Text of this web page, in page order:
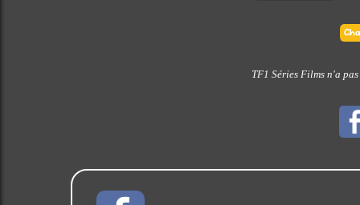
TF1 Séries Films n'a